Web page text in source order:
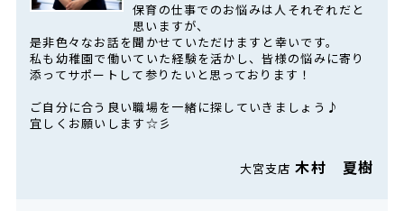
保育の仕事でのお悩みは人それぞれだと
思いますが、
是非色々なお話を聞かせていただけますと幸いです。
私も幼稚園で働いていた経験を活かし、皆様の悩みに寄り
添ってサポートして参りたいと思っております！
ご自分に合う良い職場を一緒に探していきましょう♪
宜しくお願いします☆彡
大宮支店木村 夏樹